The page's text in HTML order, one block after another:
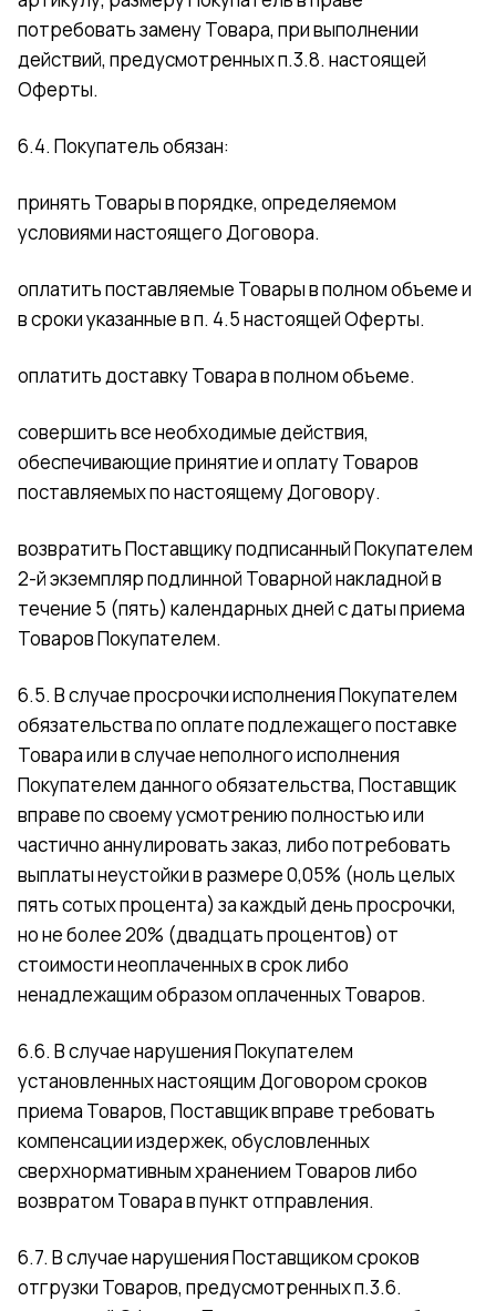
потребовать замену Товара, при выполнении
действий, предусмотренных п.3.8. настоящей
Оферты.
6.4. Покупатель обязан:
принять Товары в порядке, определяемом
условиями настоящего Договора.
оплатить поставляемые Товары в полном объеме и
в сроки указанные в п. 4.5 настоящей Оферты.
оплатить доставку Товара в полном объеме.
совершить все необходимые действия,
обеспечивающие принятие и оплату Товаров
поставляемых по настоящему Договору.
возвратить Поставщику подписанный Покупателем
2-й экземпляр подлинной Товарной накладной в
течение 5 (пять) календарных дней с даты приема
Товаров Покупателем.
6.5. В случае просрочки исполнения Покупателем
обязательства по оплате подлежащего поставке
Товара или в случае неполного исполнения
Покупателем данного обязательства, Поставщик
вправе по своему усмотрению полностью или
частично аннулировать заказ, либо потребовать
выплаты неустойки в размере 0,05% (ноль целых
пять сотых процента) за каждый день просрочки,
но не более 20% (двадцать процентов) от
стоимости неоплаченных в срок либо
ненадлежащим образом оплаченных Товаров.
6.6. В случае нарушения Покупателем
установленных настоящим Договором сроков
приема Товаров, Поставщик вправе требовать
компенсации издержек, обусловленных
сверхнормативным хранением Товаров либо
возвратом Товара в пункт отправления.
6.7. В случае нарушения Поставщиком сроков
отгрузки Товаров, предусмотренных п.3.6.